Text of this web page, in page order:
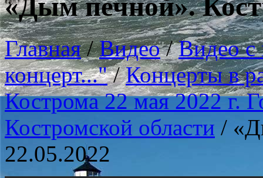
«Дым печной».
Главная/Видео/Видео с
концерт..."/Концерты в
Кострома 22 мая 2022 г.
Костромской области /
22.05.2022